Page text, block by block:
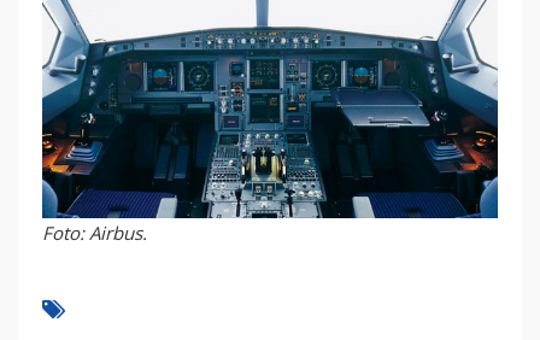
Foto: Airbus.